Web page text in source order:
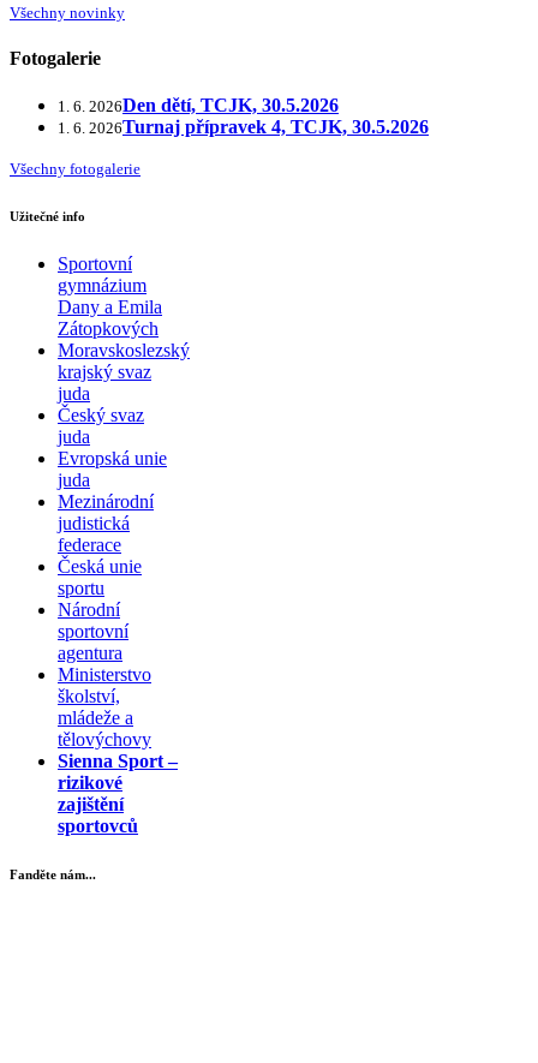
Všechny novinky
Fotogalerie
1. 6. 2026Den dětí, TCJK, 30.5.2026
1. 6. 2026Turnaj přípravek 4, TCJK, 30.5.2026
Všechny fotogalerie
Užitečné info
Sportovní
gymnázium
Dany a Emila
Zátopkových
Moravskoslezský
krajský svaz
juda
Český svaz
juda
Evropská unie
juda
Mezinárodní
judistická
federace
Česká unie
sportu
Národní
sportovní
agentura
Ministerstvo
školství,
mládeže a
tělovýchovy
Sienna Sport –
rizikové
zajištění
sportovců
Fanděte nám...